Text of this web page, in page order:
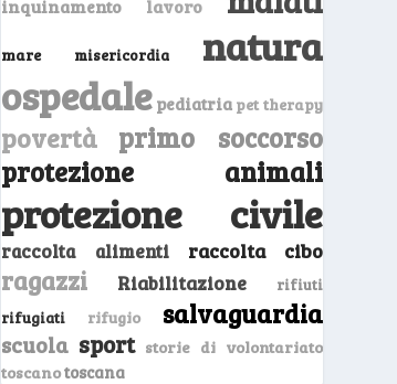
inquinamento lavoro
mare misericordia natura
ospedale pediatria pet therapy
povertà
primo soccorso
protezione animali
protezione civile
raccolta alimenti raccolta cibo
ragazzi Riabilitazione
rifiuti
rifugiati
rifugio salvaguardia
scuola sport storie di volontariato
toscanotoscana